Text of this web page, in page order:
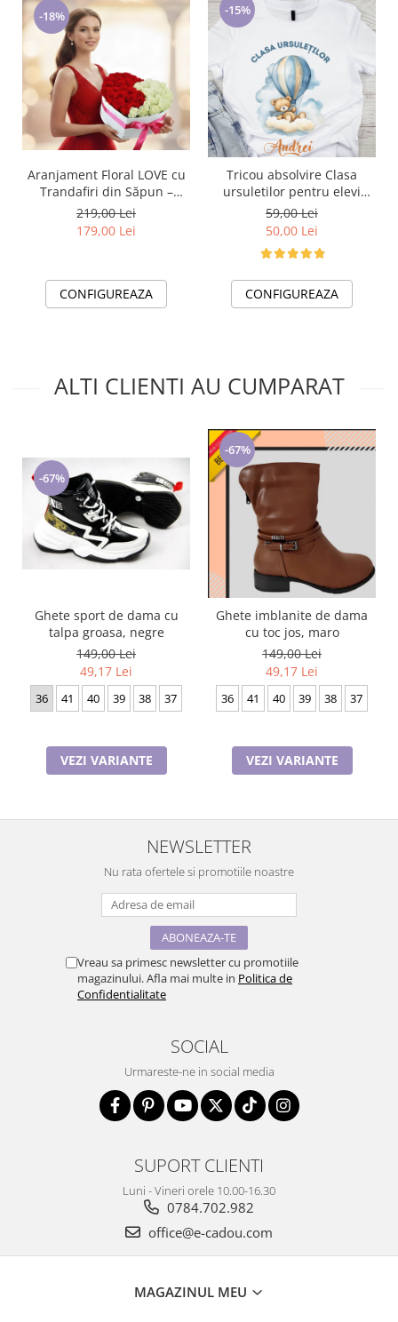
-18%
Aranjament Floral LOVE cu
Trandafiri din Săpun –
Cadou Elegant și Memorabil
219,00 Lei
179,00 Lei
CONFIGUREAZA
-15%
Tricou absolvire Clasa
ursuletilor pentru elevi
clasa 4 sau gradinita
ABS1073
59,00 Lei
50,00 Lei
CONFIGUREAZA
ALTI CLIENTI AU CUMPARAT
-67%
Ghete sport de dama cu
talpa groasa, negre
149,00 Lei
49,17 Lei
36 41 40 39 38 37
VEZI VARIANTE
-67%
Ghete imblanite de dama
cu toc jos, maro
149,00 Lei
49,17 Lei
36 41 40 39 38 37
VEZI VARIANTE
NEWSLETTER
Nu rata ofertele si promotiile noastre
Vreau sa primesc newsletter cu promotiile
magazinului. Afla mai multe in Politica de
Confidentialitate
SOCIAL
Urmareste-ne in social media
SUPORT CLIENTI
Luni - Vineri orele 10.00-16.30
0784.702.982
office@e-cadou.com
MAGAZINUL MEU